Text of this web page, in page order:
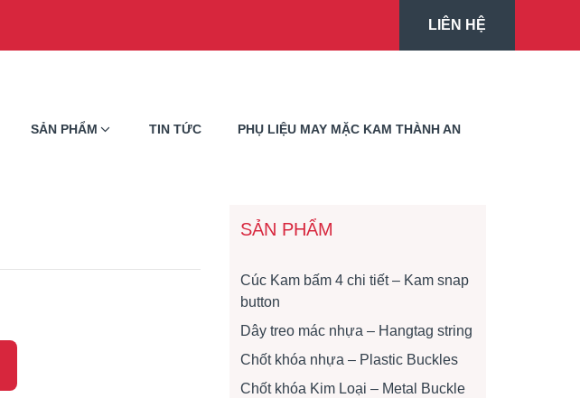
LIÊN HỆ
SẢN PHẨM TIN TỨC PHỤ LIỆU MAY MẶC KAM THÀNH AN
SẢN PHẨM
Cúc Kam bấm 4 chi tiết – Kam snap
button
Dây treo mác nhựa – Hangtag string
Chốt khóa nhựa – Plastic Buckles
Chốt khóa Kim Loại – Metal Buckle